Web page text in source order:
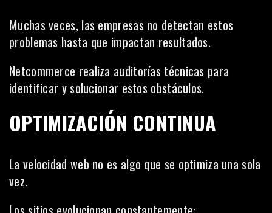
Muchas veces, las empresas no detectan estos
problemas hasta que impactan resultados.
Netcommerce realiza auditorías técnicas para
identificar y solucionar estos obstáculos.
OPTIMIZACIÓN CONTINUA
La velocidad web no es algo que se optimiza una sola
vez.